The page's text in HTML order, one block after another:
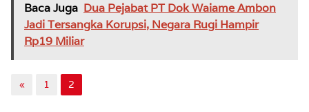
Baca Juga Dua Pejabat PT Dok Waiame Ambon
Jadi Tersangka Korupsi, Negara Rugi Hampir
Rp19 Miliar
« 1 2